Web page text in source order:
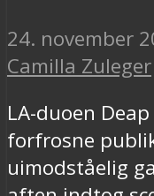
24. november
Camilla Zuleger
LA-duoen
forfrosne
uimodståelig